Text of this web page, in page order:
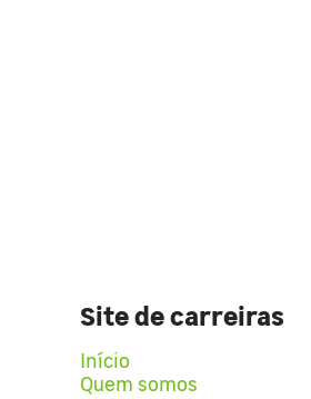
Site de carreiras
Início
Quem somos